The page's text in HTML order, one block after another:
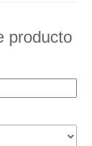
producto